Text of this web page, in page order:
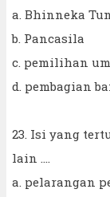
a. Bhinneka
b. Pancasila
c. pemilihan
d. pembagian
23. Isi yang
lain ....
a. pelarangan